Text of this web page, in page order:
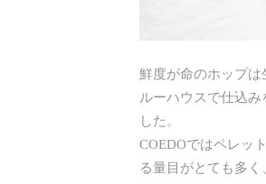
鮮度が命のホップは
ルーハウスで仕込
した。
COEDOではペレッ
る量目がとても多